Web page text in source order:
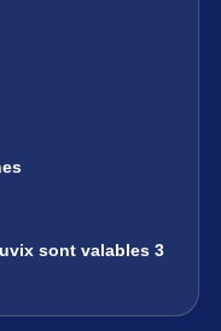
sont valables 3